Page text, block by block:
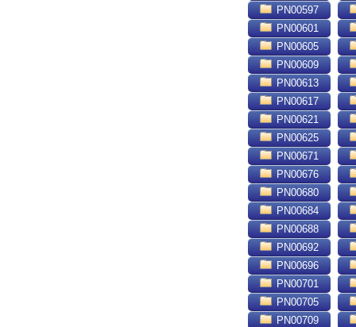
PN00597
PN00601
PN00605
PN00609
PN00613
PN00617
PN00621
PN00625
PN00671
PN00676
PN00680
PN00684
PN00688
PN00692
PN00696
PN00701
PN00705
PN00709